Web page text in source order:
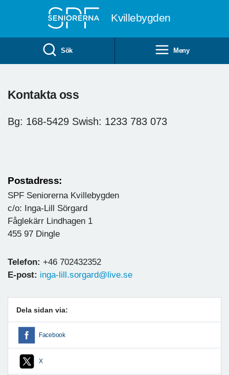
Kvillebygden
Sök Meny
Kontakta oss
Bg: 168-5429 Swish: 1233 783 073
Postadress:
SPF Seniorerna Kvillebygden
c/o: Inga-Lill Sörgard
Fåglekärr Lindhagen 1
455 97 Dingle
Telefon: +46 702432352
E-post: inga-lill.sorgard@live.se
Dela sidan via:
Facebook
X